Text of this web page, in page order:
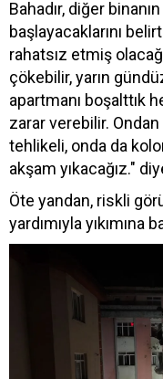
Bahadır, diğer
başlayacaklarını
rahatsız etmiş
çökebilir, yarın
apartmanı boşalttık
zarar verebilir.
tehlikeli, onda da
akşam yıkacağız."
Öte yandan, riskli
yardımıyla yıkımına